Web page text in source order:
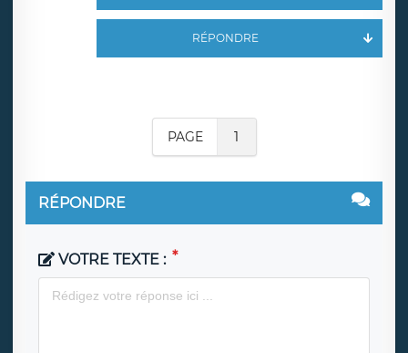
RÉPONDRE
PAGE 1
RÉPONDRE
VOTRE TEXTE :